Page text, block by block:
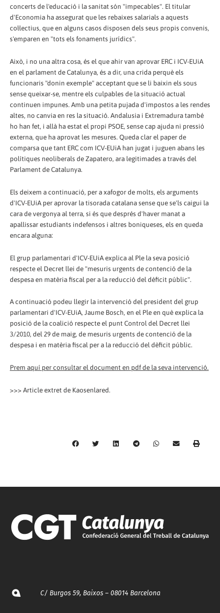
concerts de l'educació i la sanitat són "impecables". El titular
d'Economia ha assegurat que les rebaixes salarials a aquests
col·lectius, que en alguns casos disposen dels seus propis convenis,
s'emparen en "tots els fonaments jurídics".
Això, i no una altra cosa, és el que ahir van aprovar ERC i ICV-EUiA
en el parlament de Catalunya, és a dir, una crida perquè els
funcionaris "donin exemple" acceptant que se li baixin els sous
sense queixar-se, mentre els culpables de la situació actual
continuen impunes. Amb una petita pujada d'impostos a les rendes
altes, no canvia en res la situació. Andalusia i Extremadura també
ho han fet, i allà ha estat el propi PSOE, sense cap ajuda ni pressió
externa, que ha aprovat les mesures. Queda clar el paper de
comparsa que tant ERC com ICV-EUiA han jugat i juguen abans les
polítiques neoliberals de Zapatero, ara legitimades a través del
Parlament de Catalunya.
Els deixem a continuació, per a xafogor de molts, els arguments
d'ICV-EUiA per aprovar la tisorada catalana sense que se'ls caigui la
cara de vergonya al terra, si és que després d'haver manat a
apallissar estudiants indefensos i altres boniqueses, els en queda
encara alguna:
El grup parlamentari d'ICV-EUiA explica al Ple la seva posició
respecte el Decret llei de "mesuris urgents de contenció de la
despesa en matèria fiscal per a la reducció del dèficit públic".
A continuació podeu llegir la intervenció del president del grup
parlamentari d'ICV-EUiA, Jaume Bosch, en el Ple en què explica la
posició de la coalició respecte el punt Control del Decret llei
3/2010, del 29 de maig, de mesuris urgents de contenció de la
despesa i en matèria fiscal per a la reducció del dèficit públic.
Prem aquí per consultar el document en pdf de la seva intervenció.
>>> Article extret de Kaosenlared.
C/ Burgos 59, Baixos – 08014 Barcelona